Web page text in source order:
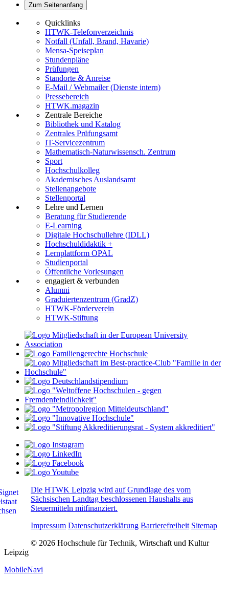
Zum Seitenanfang
Quicklinks
HTWK-Telefonverzeichnis
Notfall (Unfall, Brand, Havarie)
Mensa-Speiseplan
Stundenpläne
Prüfungen
Standorte & Anreise
E-Mail / Webmailer (Dienste intern)
Pressebereich
HTWK.magazin
Zentrale Bereiche
Bibliothek und Katalog
Zentrales Prüfungsamt
IT-Servicezentrum
Mathematisch-Naturwissensch. Zentrum
Sport
Hochschulkolleg
Akademisches Auslandsamt
Stellenangebote
Stellenportal
Lehre und Lernen
Beratung für Studierende
E-Learning
Digitale Hochschullehre (IDLL)
Hochschuldidaktik +
Lernplattform OPAL
Studienportal
Öffentliche Vorlesungen
engagiert & verbunden
Alumni
Graduiertenzentrum (GradZ)
HTWK-Förderverein
HTWK-Stiftung
Die HTWK Leipzig wird auf Grundlage des vom
Sächsischen Landtag beschlossenen Haushalts aus
Steuermitteln mitfinanziert.
Impressum Datenschutzerklärung Barrierefreiheit Sitemap
© 2026 Hochschule für Technik, Wirtschaft und Kultur
Leipzig
MobileNavi